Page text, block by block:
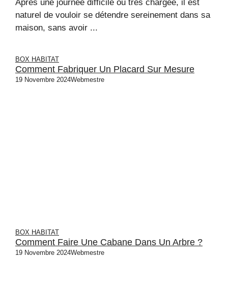
Après une journée difficile ou très chargée, il est
naturel de vouloir se détendre sereinement dans sa
maison, sans avoir ...
BOX HABITAT
Comment Fabriquer Un Placard Sur Mesure
19 Novembre 2024Webmestre
BOX HABITAT
Comment Faire Une Cabane Dans Un Arbre ?
19 Novembre 2024Webmestre